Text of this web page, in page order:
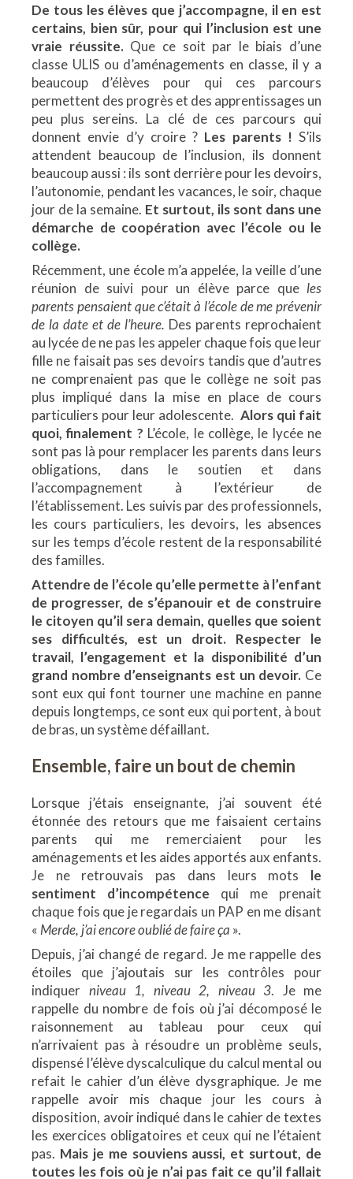
De tous les élèves que j’accompagne, il en est
certains, bien sûr, pour qui l’inclusion est une
vraie réussite. Que ce soit par le biais d’une
classe ULIS ou d’aménagements en classe, il y a
beaucoup d’élèves pour qui ces parcours
permettent des progrès et des apprentissages un
peu plus sereins. La clé de ces parcours qui
donnent envie d’y croire ? Les parents ! S’ils
attendent beaucoup de l’inclusion, ils donnent
beaucoup aussi : ils sont derrière pour les devoirs,
l’autonomie, pendant les vacances, le soir, chaque
jour de la semaine. Et surtout, ils sont dans une
démarche de coopération avec l’école ou le
collège.
Récemment, une école m’a appelée, la veille d’une
réunion de suivi pour un élève parce que les
parents pensaient que c’était à l’école de me prévenir
de la date et de l’heure. Des parents reprochaient
au lycée de ne pas les appeler chaque fois que leur
fille ne faisait pas ses devoirs tandis que d’autres
ne comprenaient pas que le collège ne soit pas
plus impliqué dans la mise en place de cours
particuliers pour leur adolescente. Alors qui fait
quoi, finalement ? L’école, le collège, le lycée ne
sont pas là pour remplacer les parents dans leurs
obligations, dans le soutien et dans
l’accompagnement à l’extérieur de
l’établissement. Les suivis par des professionnels,
les cours particuliers, les devoirs, les absences
sur les temps d’école restent de la responsabilité
des familles.
Attendre de l’école qu’elle permette à l’enfant
de progresser, de s’épanouir et de construire
le citoyen qu’il sera demain, quelles que soient
ses difficultés, est un droit. Respecter le
travail, l’engagement et la disponibilité d’un
grand nombre d’enseignants est un devoir. Ce
sont eux qui font tourner une machine en panne
depuis longtemps, ce sont eux qui portent, à bout
de bras, un système défaillant.
Ensemble, faire un bout de chemin
Lorsque j’étais enseignante, j’ai souvent été
étonnée des retours que me faisaient certains
parents qui me remerciaient pour les
aménagements et les aides apportés aux enfants.
Je ne retrouvais pas dans leurs mots le
sentiment d’incompétence qui me prenait
chaque fois que je regardais un PAP en me disant
« Merde, j’ai encore oublié de faire ça ».
Depuis, j’ai changé de regard. Je me rappelle des
étoiles que j’ajoutais sur les contrôles pour
indiquer niveau 1, niveau 2, niveau 3. Je me
rappelle du nombre de fois où j’ai décomposé le
raisonnement au tableau pour ceux qui
n’arrivaient pas à résoudre un problème seuls,
dispensé l’élève dyscalculique du calcul mental ou
refait le cahier d’un élève dysgraphique. Je me
rappelle avoir mis chaque jour les cours à
disposition, avoir indiqué dans le cahier de textes
les exercices obligatoires et ceux qui ne l’étaient
pas. Mais je me souviens aussi, et surtout, de
toutes les fois où je n’ai pas fait ce qu’il fallait